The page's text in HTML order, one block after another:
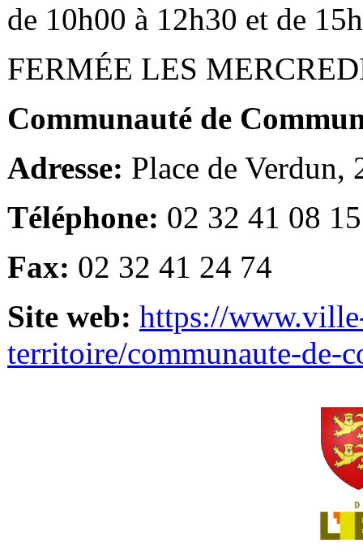
de 10h00 à 12h30 et de
FERMÉE LES
Communauté de
Adresse: Place de Verdun,
Téléphone: 02 32 41 08 15
Fax: 02 32 41 24 74
Site web: https://
territoire/communaute-de-